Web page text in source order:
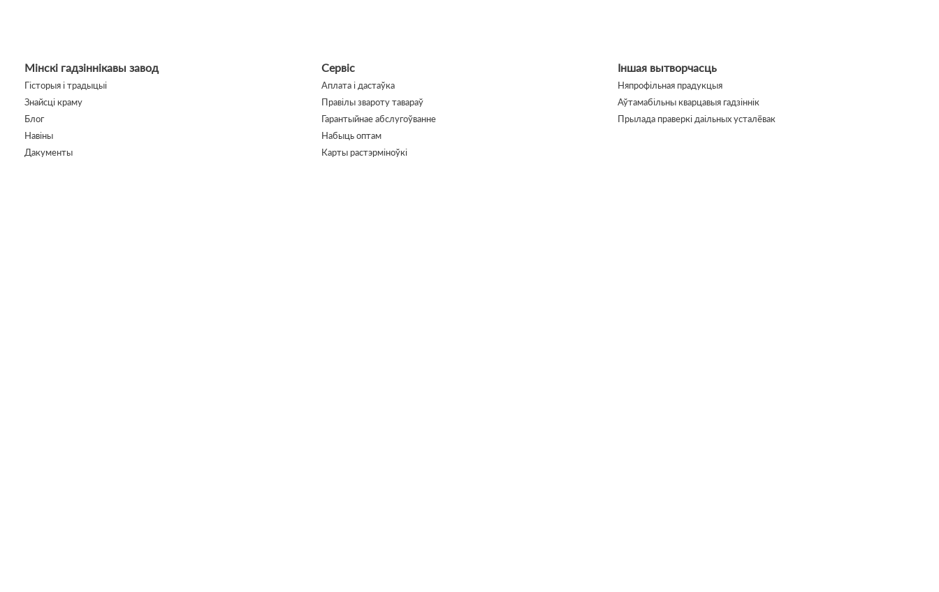
Мінскі гадзіннікавы завод
Гісторыя і традыцыі
Знайсці краму
Блог
Навіны
Дакументы
Сервіс
Аплата і дастаўка
Правілы звароту тавараў
Гарантыйнае абслугоўванне
Набыць оптам
Карты растэрміноўкі
Іншая вытворчасць
Няпрофільная прадукцыя
Аўтамабільны кварцавыя гадзіннік
Прылада праверкі даільных усталёвак